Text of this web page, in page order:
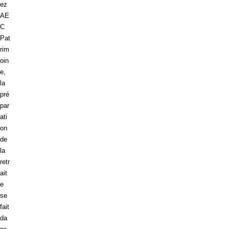
ez
AE
C
Pat
rim
oin
e,
la
pré
par
ati
on
de
la
retr
ait
e
se
fait
da